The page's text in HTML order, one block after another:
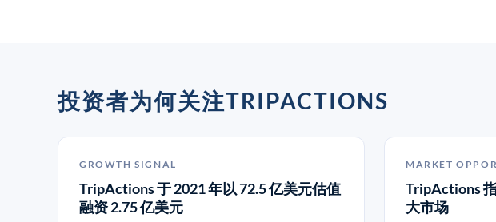
投资者为何关注TRIPACTIONS
GROWTH SIGNAL
TripActions 于 2021 年以 72.5 亿美元估值
融资 2.75 亿美元
MARKET
TripActions
大市场